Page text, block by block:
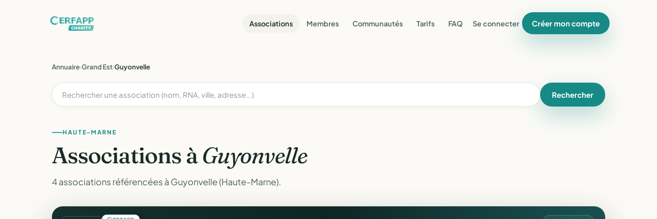
Associations Membres Communautés Tarifs FAQ Se connecter Créer mon compte
Annuaire›Grand Est›Guyonvelle
Rechercher
HAUTE-MARNE
Associations àGuyonvelle
4 associations référencées à Guyonvelle (Haute-Marne).